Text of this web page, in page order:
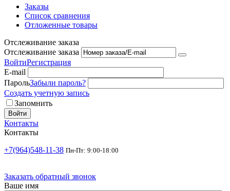
Заказы
Список сравнения
Отложенные товары
Отслеживание заказа
Отслеживание заказа
ВойтиРегистрация
E-mail
ПарольЗабыли пароль?
Создать учетную запись
Запомнить
Войти
Контакты
Контакты
+7(964)548-11-38 Пн-Пт: 9:00-18:00
Заказать обратный звонок
Ваше имя